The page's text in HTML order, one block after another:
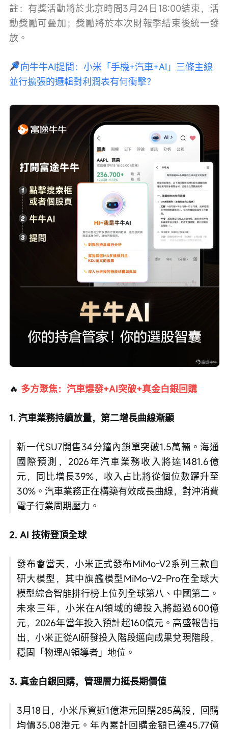
註：有獎活動將於北京時間3月24日18:00結束，活
動獎勵可叠加；獎勵將於本次財報季結束後統一發
放。
向牛牛AI提問：小米「手機+汽車+AI」三條主線
並行擴張的邏輯對利潤表有何衝擊？
🔥 多方聚焦：汽車爆發+AI突破+真金白銀回購
1. 汽車業務持續放量，第二增長曲線漸顯
新一代SU7開售34分鐘內鎖單突破1.5萬輛。海通
國際預測，2026年汽車業務收入將達1481.6億
元，同比增長39%，收入占比將從個位數躍升至
30%。汽車業務正在構築有效成長曲線，對沖消費
電子行業周期壓力。
2. AI 技術登頂全球
發布會當天，小米正式發布MiMo-V2系列三款自
研大模型，其中旗艦模型MiMo-V2-Pro在全球大
模型綜合智能排行榜上位列全球第八、中國第二。
未來三年，小米在AI領域的總投入將超過600億
元，2026年當年投入預計超160億元。高盛報告指
出，小米正從AI研發投入階段邁向成果兌現階段，
穩固「物理AI領導者」地位。
3. 真金白銀回購，管理層力挺長期價值
3月18日，小米斥資近1億港元回購285萬股，回購
均價35.08港元。年內累計回購金額已達45.77億